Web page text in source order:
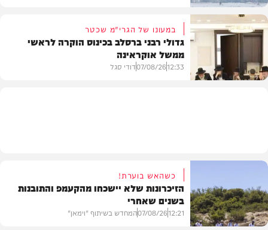
במעונו של הגרי"מ שכטר
גדולי רבני ברסלב בכינוס הוקרה לראשי
ממשל אוקראינה
12:33
07/08/26דודי סגל
כשהאש בוערת!
הזיכרונות שלא יישכחו מהקעמפ והתובנות
בשנים שאחרי
12:21
07/08/26המחדש בשיתוף "וימאן"